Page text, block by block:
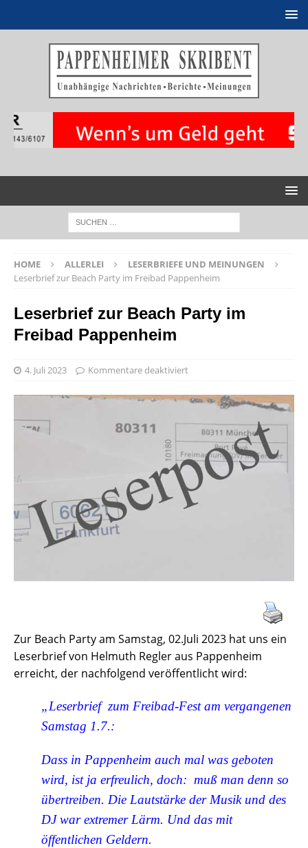
HOME ALLERLEI
LESERBRIEFE UND MEINUNGEN
Leserbrief zur Beach Party im Freibad Pappenheim
Leserbrief zur Beach Party im
Freibad Pappenheim
4. Juli 2023 Kommentare deaktiviert
Zur Beach Party am Samstag, 02.Juli 2023 hat uns ein
Leserbrief von Helmuth Regler aus Pappenheim
erreicht, der nachfolgend veröffentlicht wird:
„Leserbrief zum Freibad-Fest am vergangenen
Samstag 1.7.:
Dass in Pappenheim auch mal was geboten
wird, ist ja erfreulich, doch: muß man denn so
übertreiben. Die Lautstärke der Musik und des
DJ war extremer Lärm. Und das mit
öffentlichen Geldern.